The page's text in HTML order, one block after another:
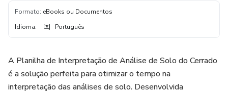
Formato: eBooks ou Documentos
Idioma: Português
A Planilha de Interpretação de Análise de Solo do Cerrado
é a solução perfeita para otimizar o tempo na
interpretação das análises de solo. Desenvolvida